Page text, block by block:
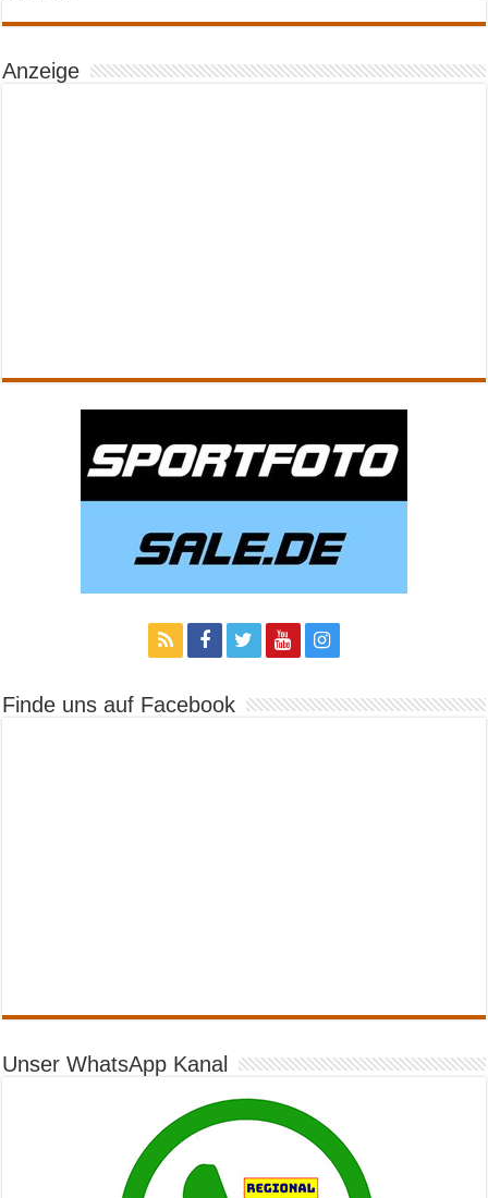
Anzeige
Finde uns auf Facebook
Unser WhatsApp Kanal